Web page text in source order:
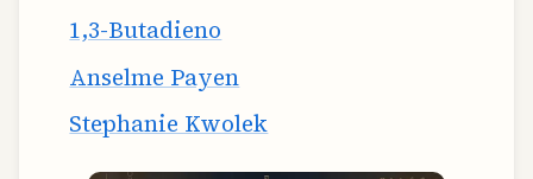
1,3-Butadieno
Anselme Payen
Stephanie Kwolek